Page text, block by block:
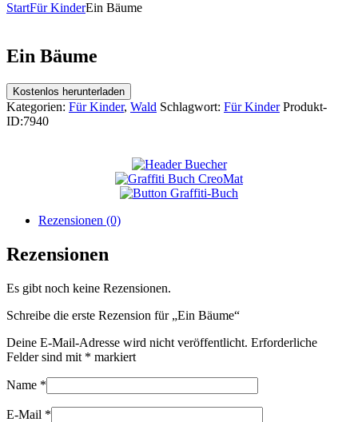
StartFür KinderEin Bäume
Ein Bäume
Kostenlos herunterladen
Kategorien: Für Kinder, Wald Schlagwort: Für Kinder Produkt-
ID:7940
Rezensionen (0)
Rezensionen
Es gibt noch keine Rezensionen.
Schreibe die erste Rezension für „Ein Bäume“
Deine E-Mail-Adresse wird nicht veröffentlicht. Erforderliche
Felder sind mit * markiert
Name *
E-Mail *